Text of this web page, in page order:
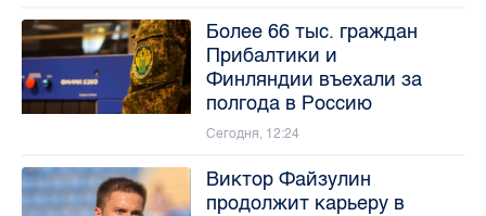
Более 66 тыс. граждан
Прибалтики и
Финляндии въехали за
полгода в Россию
Сегодня, 12:24
Виктор Файзулин
продолжит карьеру в